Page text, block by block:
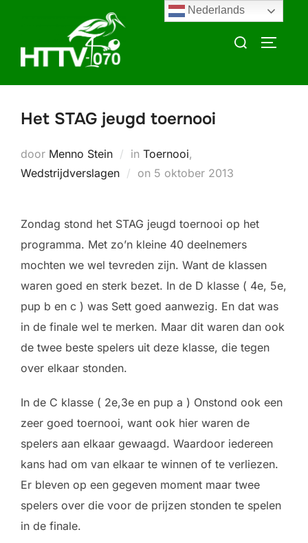
inhoud
Zoek
Het STAG jeugd toernooi
door Menno Stein in Toernooi,
Wedstrijdverslagen
on Geplaatst
5 oktober 2013
Zondag stond het STAG jeugd toernooi op het
programma. Met zo’n kleine 40 deelnemers
mochten we wel tevreden zijn. Want de klassen
waren goed en sterk bezet. In de D klasse ( 4e, 5e,
pup b en c ) was Sett goed aanwezig. En dat was
in de finale wel te merken. Maar dit waren dan ook
de twee beste spelers uit deze klasse, die tegen
over elkaar stonden.
In de C klasse ( 2e,3e en pup a ) Onstond ook een
zeer goed toernooi, want ook hier waren de
spelers aan elkaar gewaagd. Waardoor iedereen
kans had om van elkaar te winnen of te verliezen.
Er bleven op een gegeven moment maar twee
spelers over die voor de prijzen stonden te spelen
in de finale.
Nederlands